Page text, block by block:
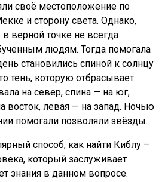
своё местоположение по
и сторону света. Однако,
в верной точке не всегда
людям. Тогда помогала
становились спиной к солнцу
тень, которую отбрасывает
на север, спина — на юг,
восток, левая — на запад. Ночью
помогали позволяли звёзды.
способ, как найти Киблу –
который заслуживает
знания в данном вопросе.